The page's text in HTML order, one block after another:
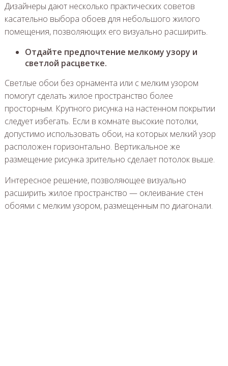
Дизайнеры дают несколько практических советов
касательно выбора обоев для небольшого жилого
помещения, позволяющих его визуально расширить.
Отдайте предпочтение мелкому узору и
светлой расцветке.
Светлые обои без орнамента или с мелким узором
помогут сделать жилое пространство более
просторным. Крупного рисунка на настенном покрытии
следует избегать. Если в комнате высокие потолки,
допустимо использовать обои, на которых мелкий узор
расположен горизонтально. Вертикальное же
размещение рисунка зрительно сделает потолок выше.
Интересное решение, позволяющее визуально
расширить жилое пространство — оклеивание стен
обоями с мелким узором, размещенным по диагонали.